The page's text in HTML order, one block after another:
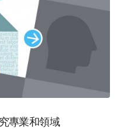
專業和領域